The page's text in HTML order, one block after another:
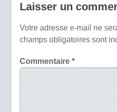
Laisser un
Votre adresse e-mail ne
champs obligatoires sont
Commentaire *